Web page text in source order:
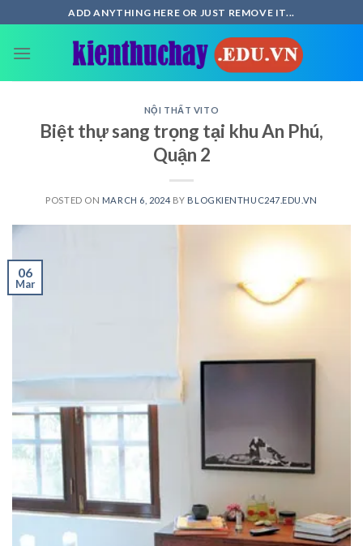
to
content
ADD ANYTHING HERE OR JUST REMOVE IT...
NỘI THẤT VITO
Biệt thự sang trọng tại khu An Phú,
Quận 2
POSTED ON MARCH 6, 2024 BY BLOGKIENTHUC247.EDU.VN
06
Mar